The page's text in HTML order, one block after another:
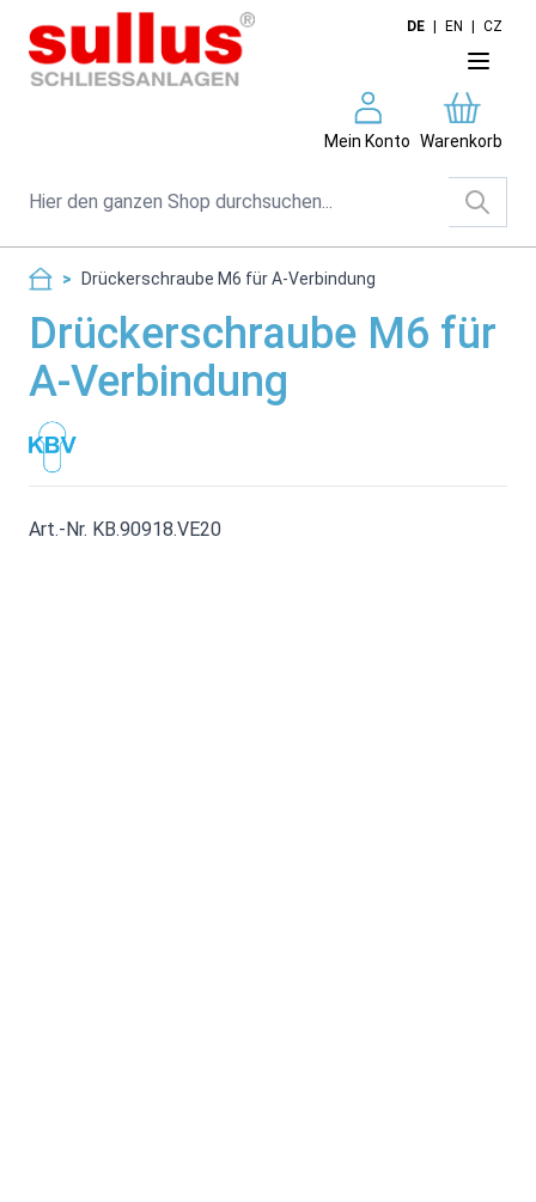
Direkt zum Inhalt
DE EN CZ
Mein Konto Warenkorb
Suche
> Drückerschraube M6 für A-Verbindung
Drückerschraube M6 für
A-Verbindung
Art.-Nr. KB.90918.VE20